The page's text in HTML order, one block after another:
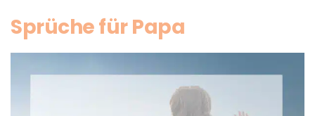
Sprüche für Papa